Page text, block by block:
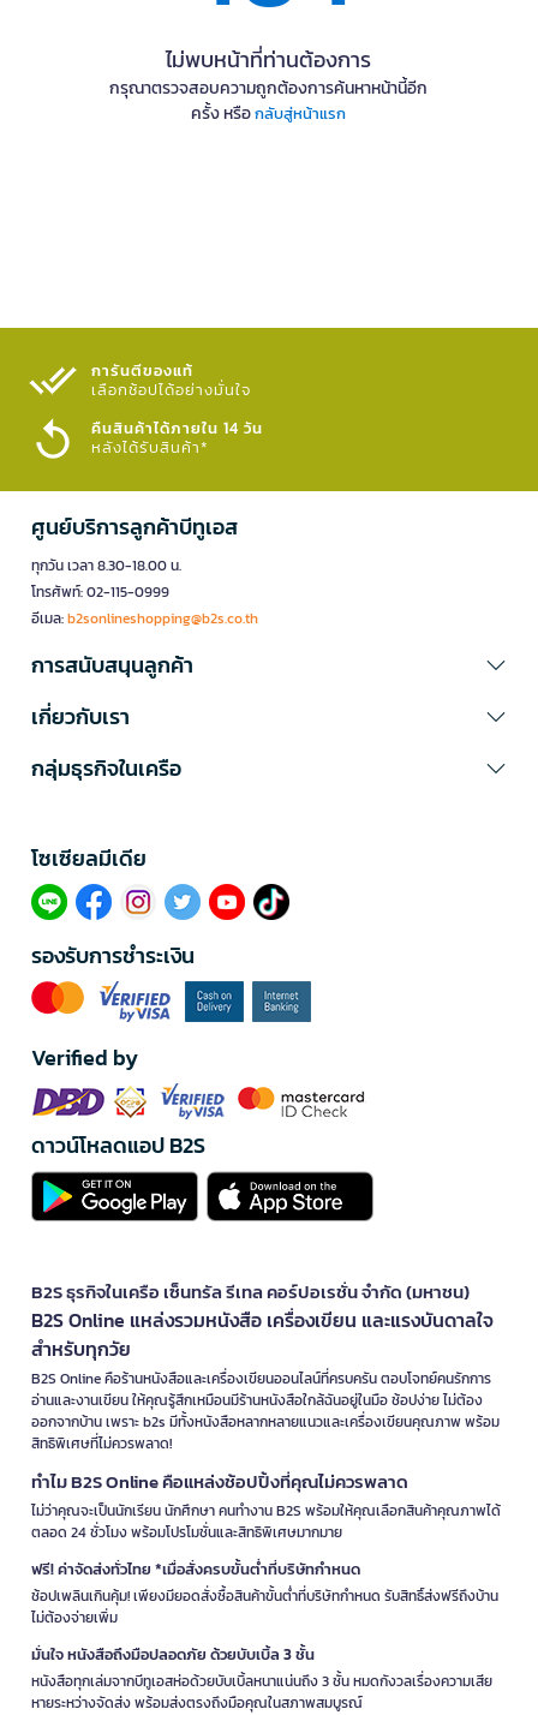
ไม่พบหน้าที่ท่านต้องการ
กรุณาตรวจสอบความถูกต้องการค้นหาหน้านี้อีก
ครั้ง หรือกลับสู่หน้าแรก
การันตีของแท้
เลือกช้อปได้อย่างมั่นใจ​
คืนสินค้าได้ภายใน 14 วัน
หลังได้รับสินค้า*
ศูนย์บริการลูกค้าบีทูเอส
ทุกวัน เวลา 8.30-18.00 น.
โทรศัพท์: 02-115-0999
อีเมล:b2sonlineshopping@b2s.co.th
การสนับสนุนลูกค้า
เกี่ยวกับเรา
กลุ่มธุรกิจในเครือ
โซเซียลมีเดีย​
รองรับการชำระเงิน
Verified by
ดาวน์โหลดแอป B2S
B2S ธุรกิจในเครือ เซ็นทรัล รีเทล คอร์ปอเรชั่น จำกัด (มหาชน)
B2S Online แหล่งรวมหนังสือ เครื่องเขียน และแรงบันดาลใจ
สำหรับทุกวัย
B2S Online คือร้านหนังสือและเครื่องเขียนออนไลน์ที่ครบครัน ตอบโจทย์คนรักการ
อ่านและงานเขียน ให้คุณรู้สึกเหมือนมีร้านหนังสือใกล้ฉันอยู่ในมือ ช้อปง่าย ไม่ต้อง
ออกจากบ้าน เพราะ b2s มีทั้งหนังสือหลากหลายแนวและเครื่องเขียนคุณภาพ พร้อม
สิทธิพิเศษที่ไม่ควรพลาด!
ทำไม B2S Online คือแหล่งช้อปปิ้งที่คุณไม่ควรพลาด
ไม่ว่าคุณจะเป็นนักเรียน นักศึกษา คนทำงาน B2S พร้อมให้คุณเลือกสินค้าคุณภาพได้
ตลอด 24 ชั่วโมง พร้อมโปรโมชั่นและสิทธิพิเศษมากมาย
ฟรี! ค่าจัดส่งทั่วไทย *เมื่อสั่งครบขั้นต่ำที่บริษัทกำหนด
ช้อปเพลินเกินคุ้ม! เพียงมียอดสั่งซื้อสินค้าขั้นต่ำที่บริษัทกำหนด รับสิทธิ์ส่งฟรีถึงบ้าน
ไม่ต้องจ่ายเพิ่ม
มั่นใจ หนังสือถึงมือปลอดภัย ด้วยบับเบิ้ล 3 ชั้น
หนังสือทุกเล่มจากบีทูเอสห่อด้วยบับเบิ้ลหนาแน่นถึง 3 ชั้น หมดกังวลเรื่องความเสีย
หายระหว่างจัดส่ง พร้อมส่งตรงถึงมือคุณในสภาพสมบูรณ์